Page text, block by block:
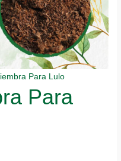
Para Lulo
Para